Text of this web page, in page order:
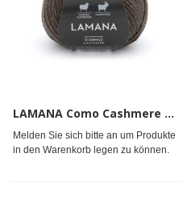
LAMANA Como Cashmere 10x25g
Melden Sie sich bitte an um Produkte
in den Warenkorb legen zu können.